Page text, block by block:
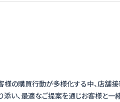
様の購買行動が多様化する中、店舗
添い、最適なご提案を通じお客様と一